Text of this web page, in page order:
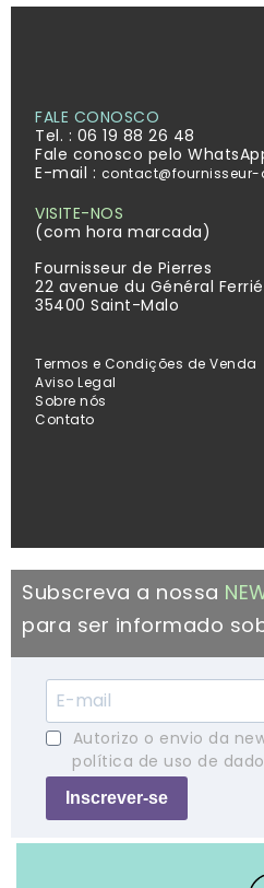
FALE CONOSCO
Tel. : 06 19 88 26 48
Fale conosco pelo
E-mail :
VISITE-NOS
(com hora marcada)
Fournisseur de Pierres
22 avenue du Général Ferrié
35400 Saint-Malo
Termos e Condições de Venda
Aviso Legal
Sobre nós
Contato
Subscreva a nossa
para ser informado
Autorizo o envio da
política de uso de
Inscrever-se